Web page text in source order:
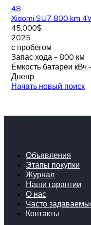
48
Xiaomi SU7 800 km
45,000$
2025
с пробегом
Запас хода - 800 км
Ёмкость батареи кВч
Днепр
Начать новый поиск
Объявления
Этапы покупки
Журнал
Наши гарантии
О нас
Часто
Контакты